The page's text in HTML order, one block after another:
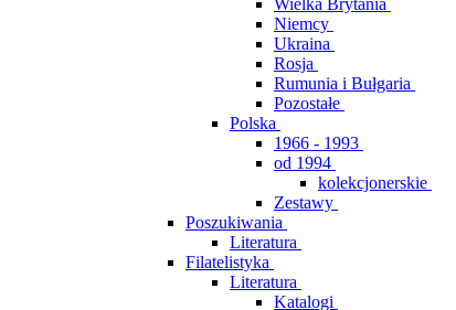
Wielka Brytania
Niemcy
Ukraina
Rosja
Rumunia i Bułgaria
Pozostałe
Polska
1966 - 1993
od 1994
kolekcjonerskie
Zestawy
Poszukiwania
Literatura
Filatelistyka
Literatura
Katalogi